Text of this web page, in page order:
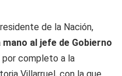
de la Nación,
al jefe de Gobierno
por completo a la